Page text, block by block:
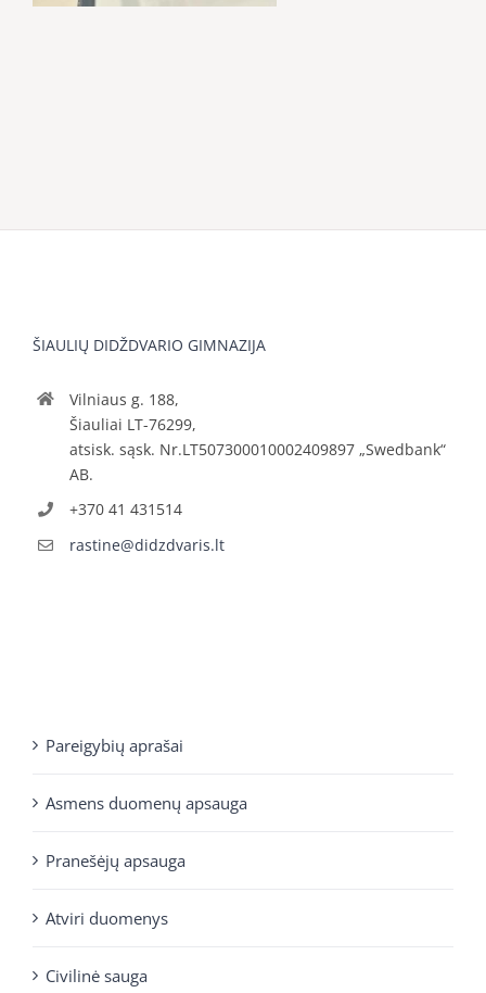
ŠIAULIŲ DIDŽDVARIO GIMNAZIJA
Vilniaus g. 188,
Šiauliai LT-76299,
atsisk. sąsk. Nr.LT507300010002409897 „Swedbank“
AB.
+370 41 431514
rastine@didzdvaris.lt
Pareigybių aprašai
Asmens duomenų apsauga
Pranešėjų apsauga
Atviri duomenys
Civilinė sauga